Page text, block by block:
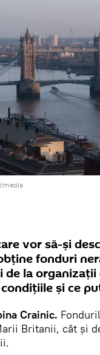
vor să-şi
fonduri
de la
şi ce
Crainic.
Britanii, cât şi